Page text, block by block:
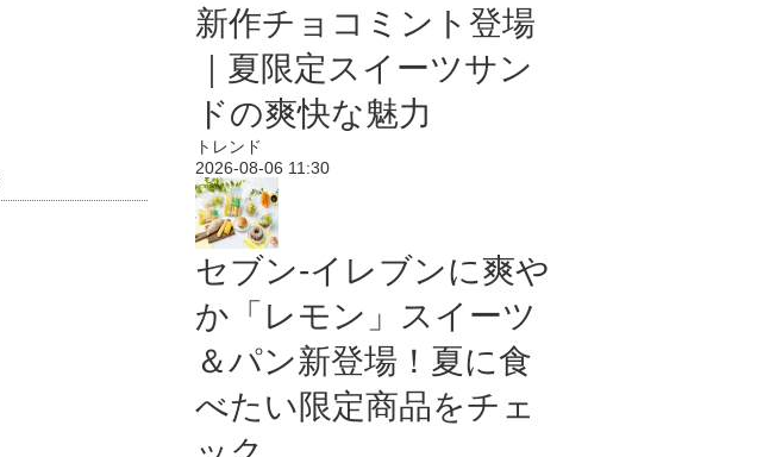
新作チョコミント登場
｜夏限定スイーツサン
ドの爽快な魅力
トレンド
2026-08-06 11:30
セブン‐イレブンに爽や
か「レモン」スイーツ
＆パン新登場！夏に食
べたい限定商品をチェ